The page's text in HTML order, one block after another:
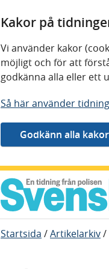
Kakor på
Vi använder kakor
möjligt och för att
godkänna alla eller ett
Så här använder
Startsida /Artikelarkiv/